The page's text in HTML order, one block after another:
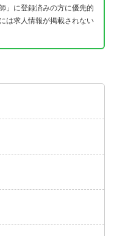
」に登録済みの方に優先的
は求人情報が掲載されない